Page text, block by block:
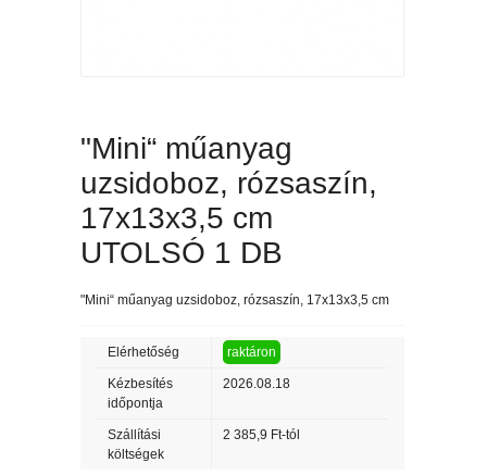
"Mini“ műanyag
uzsidoboz, rózsaszín,
17x13x3,5 cm
UTOLSÓ 1 DB
"Mini“ műanyag uzsidoboz, rózsaszín, 17x13x3,5 cm
Elérhetőség raktáron
Kézbesítés
időpontja
2026.08.18
Szállítási
költségek
2 385,9 Ft-tól